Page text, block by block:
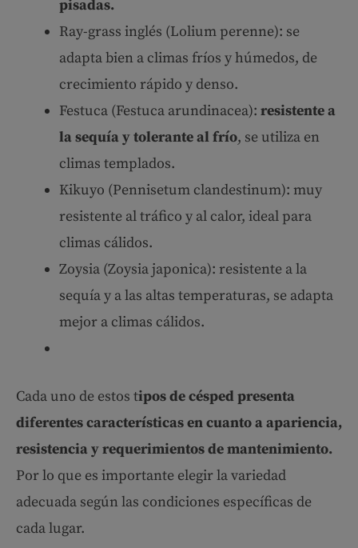
pisadas.
Ray-grass inglés (Lolium perenne): se
adapta bien a climas fríos y húmedos, de
crecimiento rápido y denso.
Festuca (Festuca arundinacea): resistente a
la sequía y tolerante al frío, se utiliza en
climas templados.
Kikuyo (Pennisetum clandestinum): muy
resistente al tráfico y al calor, ideal para
climas cálidos.
Zoysia (Zoysia japonica): resistente a la
sequía y a las altas temperaturas, se adapta
mejor a climas cálidos.
Cada uno de estos tipos de césped presenta
diferentes características en cuanto a apariencia,
resistencia y requerimientos de mantenimiento.
Por lo que es importante elegir la variedad
adecuada según las condiciones específicas de
cada lugar.